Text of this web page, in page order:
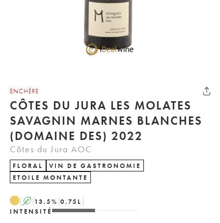
ENCHÈRE
CÔTES DU JURA LES MOLATES
SAVAGNIN MARNES BLANCHES
(DOMAINE DES) 2022
Côtes du Jura AOC
FLORAL
VIN DE GASTRONOMIE
ETOILE MONTANTE
A 13.5% 0.75 L
INTENSITÉ